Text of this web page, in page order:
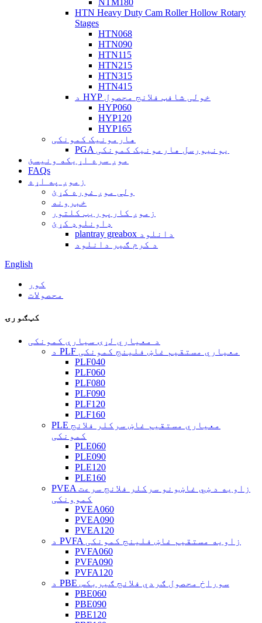
NTM180
HTN Heavy Duty Cam Roller Hollow Rotary
Stages
HTN068
HTN090
HTN115
HTN215
HTN315
HTN415
د HYP خولی شافټ فلانج محصول
HYP060
HYP120
HYP165
هارمونیک کمونکی
PGA یونیورسل هارمونیک کمونکی
موږ سره اړیکه ونیسئ
FAQs
زموږ په اړه
ولې موږ غوره کړئ
خبرونه
زموږ کارپوریټ کلتور
ډاونلوډ کړئ
plantray greabox دانلود
د کرم ګیر دانلود
English
کور
محصولات
کټګورۍ
د معیاري لړۍ سیارې کمونکی
د PLF معیاري مستقیم غاښ فلینج کمونکی
PLF040
PLF060
PLF080
PLF090
PLF120
PLF160
PLE معیاري مستقیم غاښ سرکلر فلانج
کمونکی
PLE060
PLE090
PLE120
PLE160
PVEA زاویه د ښي غاښونو سرکلر فلانج سرعت
کموونکی
PVEA060
PVEA090
PVEA120
د PVFA زاویه مستقیم غاښ فلینج کمونکی
PVFA060
PVFA090
PVFA120
د PBE سوراخ محصول ګردي فلانج ګیربکس
PBE060
PBE090
PBE120